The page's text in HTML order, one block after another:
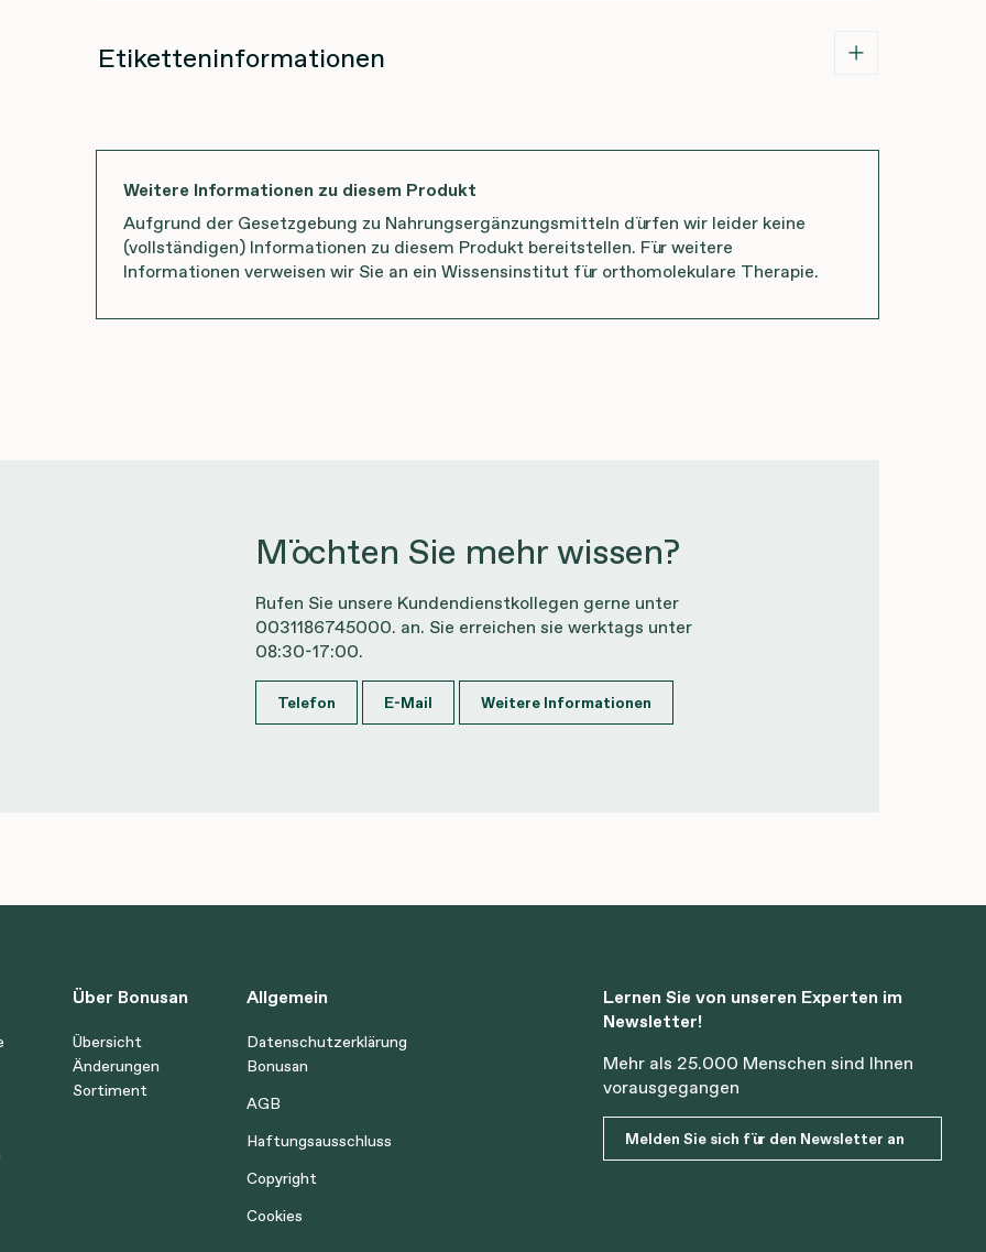
Etiketteninformationen
Weitere Informationen zu diesem Produkt
Aufgrund der Gesetzgebung zu Nahrungsergänzungsmitteln dürfen wir leider keine
(vollständigen) Informationen zu diesem Produkt bereitstellen. Für weitere
Informationen verweisen wir Sie an ein Wissensinstitut für orthomolekulare Therapie.
Möchten Sie mehr wissen?
Rufen Sie unsere Kundendienstkollegen gerne unter
0031186745000. an. Sie erreichen sie werktags unter
08:30-17:00.
Telefon E-Mail Weitere Informationen
Über Bonusan
Übersicht
Änderungen
Sortiment
Allgemein
Datenschutzerklärung
Bonusan
AGB
Haftungsausschluss
Copyright
Cookies
Lernen Sie von unseren Experten im
Newsletter!
Mehr als 25.000 Menschen sind Ihnen
vorausgegangen
Melden Sie sich für den Newsletter an